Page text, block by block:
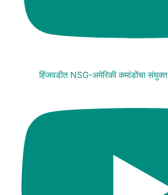
हिंजवडीत NSG-अमेरिकी कमांडोंचा संयुक्त